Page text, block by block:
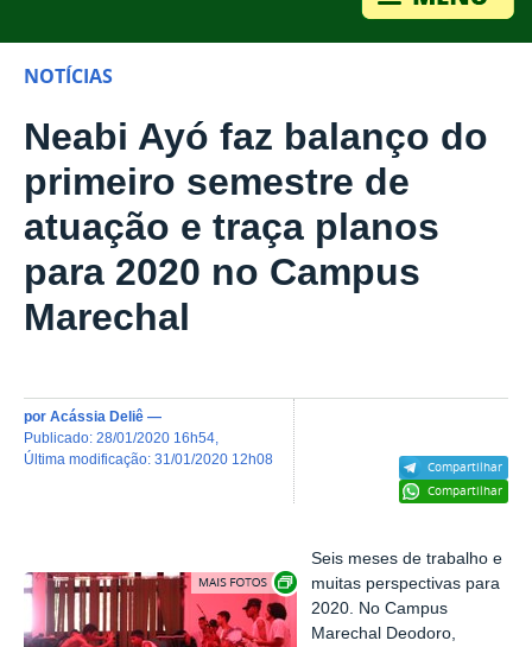
NOTÍCIAS
Neabi Ayó faz balanço do
primeiro semestre de
atuação e traça planos
para 2020 no Campus
Marechal
Compartilhar
Compartilhar
por Acássia Deliê —
publicado: 28/01/2020 16h54
última modificação: 31/01/2020 12h08
Exibir carrossel de imagens
Seis meses de trabalho e
muitas perspectivas para
2020. No Campus
Marechal Deodoro,